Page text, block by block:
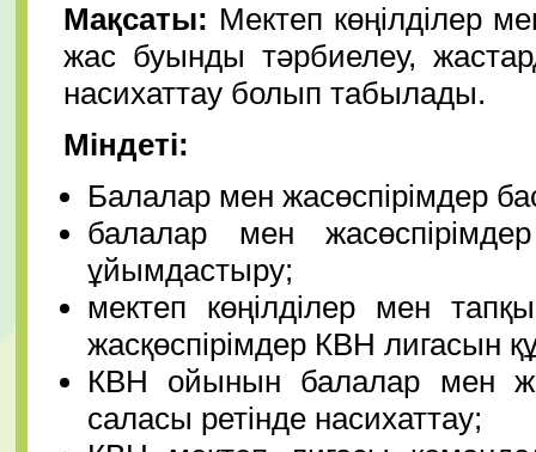
Мақсаты: Мектеп көңілділер
жас буынды тәрбиелеу,
насихаттау болып табылады.
Міндеті:
Балалар мен жасөспірімдер
балалар мен
ұйымдастыру;
мектеп
көңілділер мен
жасқөспірімдер КВН лигасын
КВН ойынын балалар мен
саласы ретінде насихаттау;